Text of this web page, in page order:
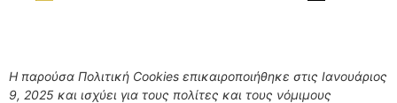
Η παρούσα Πολιτική Cookies επικαιροποιήθηκε στις Ιανουάριος
9, 2025 και ισχύει για τους πολίτες και τους νόμιμους